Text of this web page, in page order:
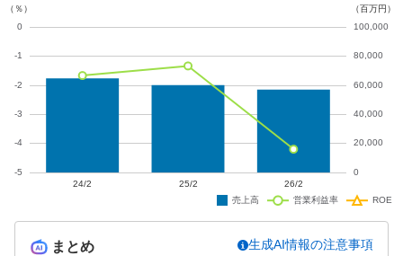
まとめ 生成AI情報の注意事項